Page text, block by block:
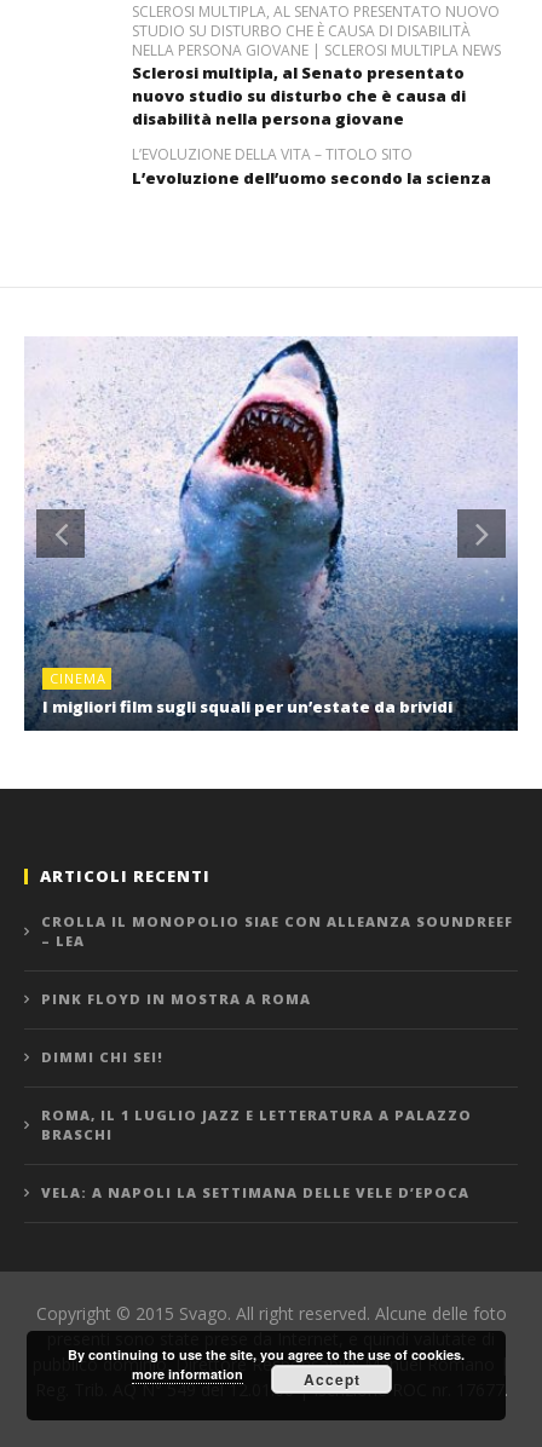
SCLEROSI MULTIPLA, AL SENATO PRESENTATO NUOVO
STUDIO SU DISTURBO CHE È CAUSA DI DISABILITÀ
NELLA PERSONA GIOVANE | SCLEROSI MULTIPLA NEWS
Sclerosi multipla, al Senato presentato
nuovo studio su disturbo che è causa di
disabilità nella persona giovane
L’EVOLUZIONE DELLA VITA – TITOLO SITO
L’evoluzione dell’uomo secondo la scienza
CINEMA
I migliori film sugli squali per un’estate da brividi
ARTICOLI RECENTI
CROLLA IL MONOPOLIO SIAE CON ALLEANZA SOUNDREEF
– LEA
PINK FLOYD IN MOSTRA A ROMA
DIMMI CHI SEI!
ROMA, IL 1 LUGLIO JAZZ E LETTERATURA A PALAZZO
BRASCHI
VELA: A NAPOLI LA SETTIMANA DELLE VELE D’EPOCA
Copyright © 2015 Svago. All right reserved. Alcune delle foto
pubblico dominio. Direttore Responsabile: Manuel Romano |
Reg. Trib. AQ N° 549 del 12.01.06 | Iscrizione ROC nr. 17677.
By continuing to use the site, you agree to the use of cookies.
more information
Accept